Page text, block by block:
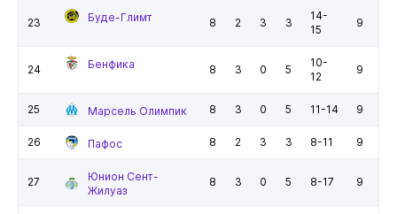
23 Буде-Глимт 8 2 3 3
14-
15
9
24 Бенфика 8 3 0 5
10-
12
9
25 Марсель Олимпик 8 3 0 5 11-14 9
26 Пафос 8 2 3 3 8-11 9
27
Юнион Сент-
Жилуаз
8 3 0 5 8-17 9